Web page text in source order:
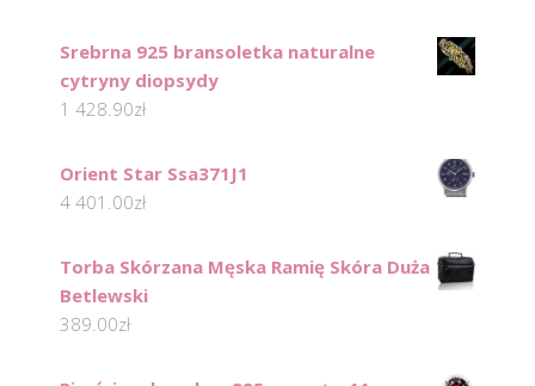
Srebrna 925 bransoletka naturalne
cytryny diopsydy
1 428.90zł
Orient Star Ssa371J1
4 401.00zł
Torba Skórzana Męska Ramię Skóra Duża
Betlewski
389.00zł